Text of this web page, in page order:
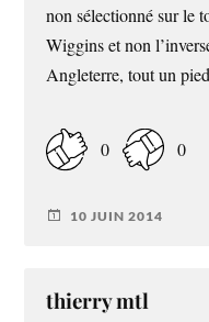
non sélectionné sur le
Wiggins et non
Angleterre, tout un
0 0
10 JUIN 2014
thierry mtl